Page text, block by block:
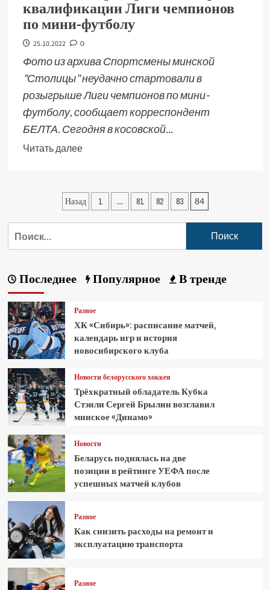
квалификации Лиги чемпионов
по мини-футболу
25.10.2022 0
Фото из архива Спортсмены минской
"Столицы" неудачно стартовали в
розыгрыше Лиги чемпионов по мини-
футболу, сообщает корреспондент
БЕЛТА. Сегодня в косовской...
Читать далее
Назад 1 … 81 82 83 84
Последнее Популярное В тренде
Разное
ХК «Сибирь»: расписание матчей,
календарь игр и история
новосибирского клуба
Новости белорусского хоккея
Трёхкратный обладатель Кубка
Стэнли Сергей Брылин возглавил
минское «Динамо»
Новости
Беларусь поднялась на две
позиции в рейтинге УЕФА после
успешных матчей клубов
Разное
Как снизить расходы на ремонт и
эксплуатацию транспорта
Разное